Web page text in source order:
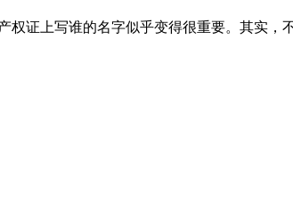
证上写谁的名字似乎变得很重要。其实，